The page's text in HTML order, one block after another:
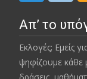
Απ’ το
Εκλογές; Εμείς
ψηφίζουμε κάθε